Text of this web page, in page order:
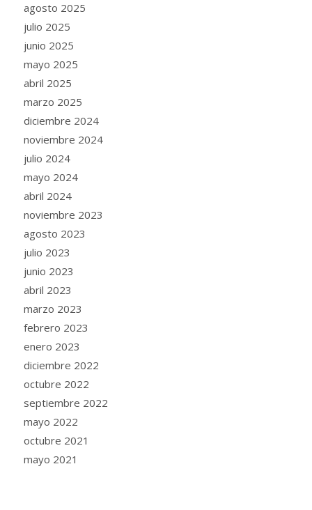
agosto 2025
julio 2025
junio 2025
mayo 2025
abril 2025
marzo 2025
diciembre 2024
noviembre 2024
julio 2024
mayo 2024
abril 2024
noviembre 2023
agosto 2023
julio 2023
junio 2023
abril 2023
marzo 2023
febrero 2023
enero 2023
diciembre 2022
octubre 2022
septiembre 2022
mayo 2022
octubre 2021
mayo 2021